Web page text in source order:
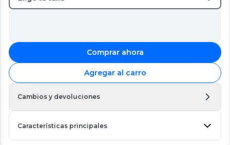
Comprar ahora
Agregar al carro
Cambios y devoluciones
Características principales